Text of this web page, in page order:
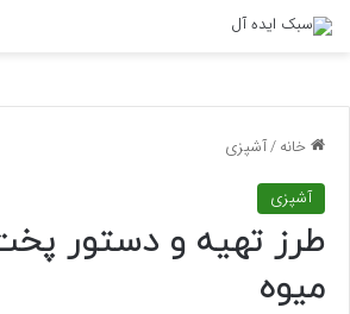
خانه/آشپزی
آشپزی
طرز تهیه و دستور
میوه